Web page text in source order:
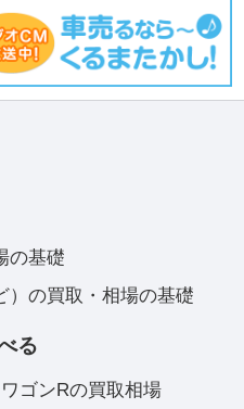
の基礎
）の買取・相場の基礎
る
ワゴンRの買取相場